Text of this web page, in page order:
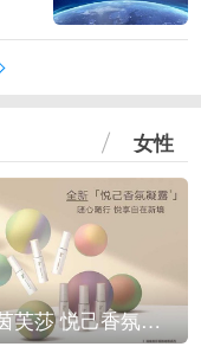
女性
IPSA茵芙莎 悦己香氛凝露上市